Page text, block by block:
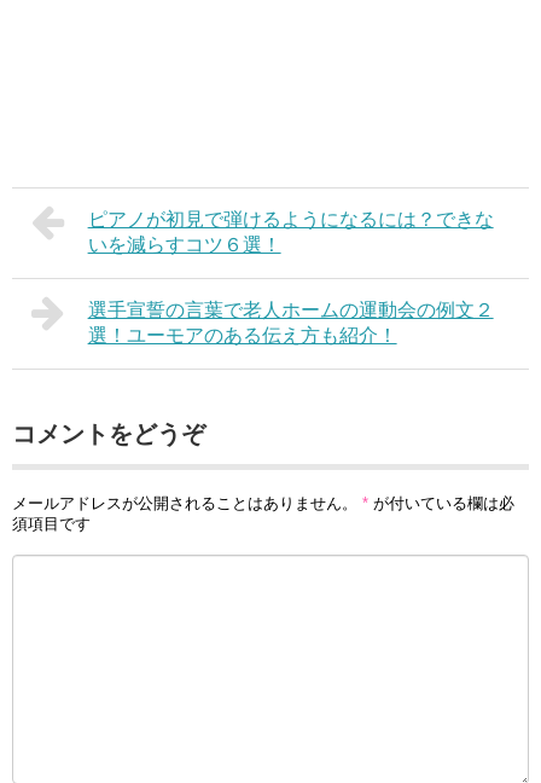
ピアノが初見で弾けるようになるには？できな
いを減らすコツ６選！
選手宣誓の言葉で老人ホームの運動会の例文２
選！ユーモアのある伝え方も紹介！
コメントをどうぞ
メールアドレスが公開されることはありません。 * が付いている欄は必
須項目です